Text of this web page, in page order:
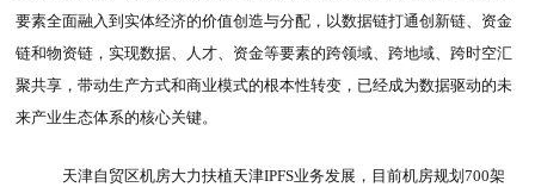
要素全面融入到实体经济的价值创造与分配，以数据链打通创新链、资金
链和物资链，实现数据、人才、资金等要素的跨领域、跨地域、跨时空汇
聚共享，带动生产方式和商业模式的根本性转变，已经成为数据驱动的未
来产业生态体系的核心关键。
天津自贸区机房大力扶植天津IPFS业务发展，目前机房规划700架